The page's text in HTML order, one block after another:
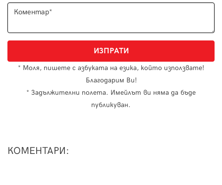
* Моля, пишете с азбуката на езика, който използвате!
Благодарим Ви!
* Задължителни полета. Имейлът ви няма да бъде
публикуван.
КОМЕНТАРИ: